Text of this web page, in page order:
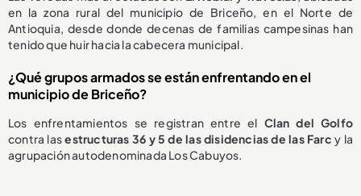
en la zona rural del municipio de Briceño, en el Norte de
Antioquia, desde donde decenas de familias campesinas han
tenido que huir hacia la cabecera municipal.
¿Qué grupos armados se están enfrentando en el
municipio de Briceño?
Los enfrentamientos se registran entre el Clan del Golfo
contra lasestructuras 36 y 5 de las disidencias de las Farc y la
agrupación autodenominada Los Cabuyos.